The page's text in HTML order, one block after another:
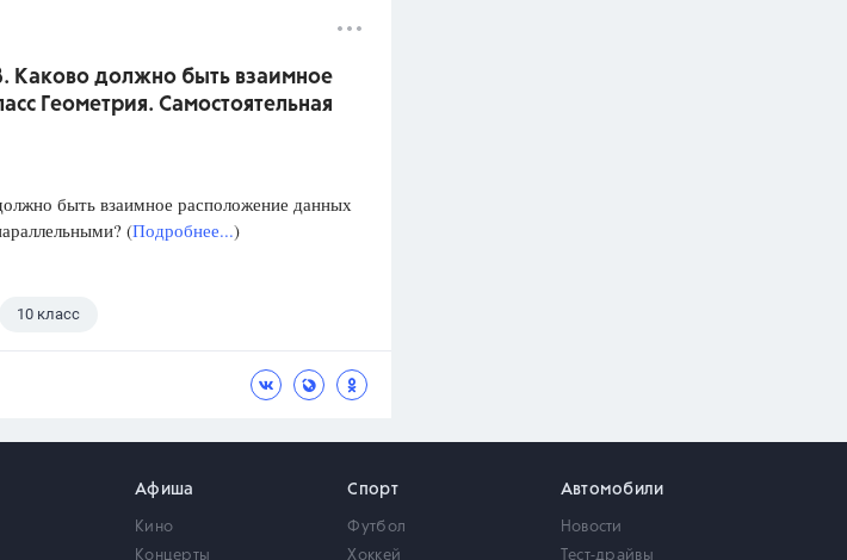
Каково должно быть взаимное
Геометрия. Самостоятельная
быть взаимное расположение данных
(Подробнее...)
10 класс
Афиша
Кино
Концерты
Спорт
Футбол
Хоккей
Автомобили
Новости
Тест-драйвы